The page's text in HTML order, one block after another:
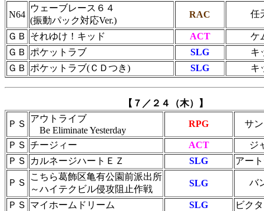
N64
ウェーブレース６４
(振動パック対応Ver.)
RAC 任
ＧＢ それゆけ！キッド ACT
ケ
ＧＢ
ポケットラブ SLG
キ
ＧＢ
ポケットラブ(ＣＤつき) SLG キ
【７／２４（木）】
ＰＳ
アウトライブ
Be Eliminate Yesterday
RPG サ
ＰＳ チージィー ACT
ジ
ＰＳ
カルネージハートＥＺ SLG アー
ＰＳ
こちら葛飾区亀有公園前派出所
～ハイテクビル侵攻阻止作戦
SLG バ
ＰＳ マイホームドリーム SLG
ビク